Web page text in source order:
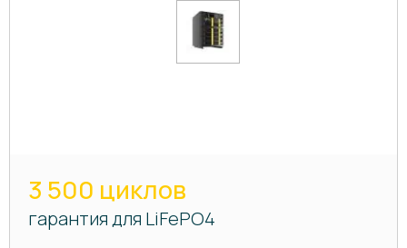
3 500 циклов
гарантия для LiFePO4